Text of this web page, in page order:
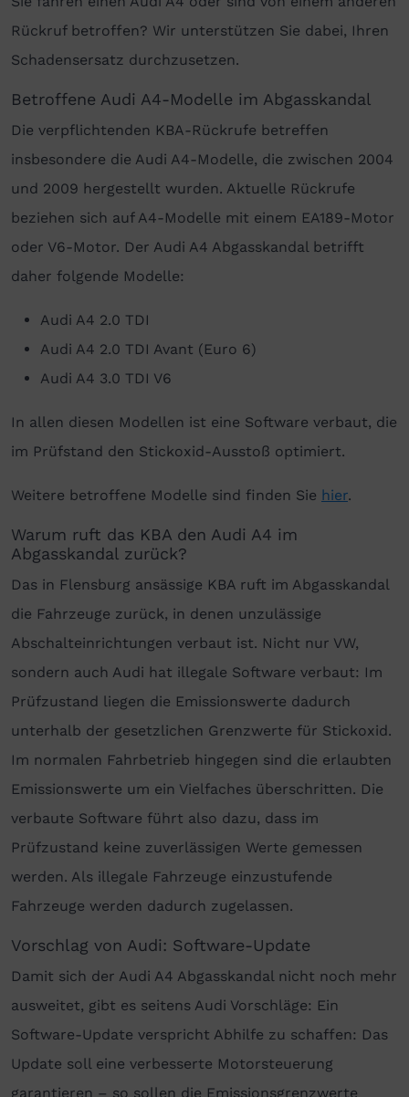
Rückruf betroffen? Wir unterstützen Sie dabei, Ihren
Schadensersatz durchzusetzen.
Betroffene Audi A4-Modelle im Abgasskandal
Die verpflichtenden KBA-Rückrufe betreffen
insbesondere die Audi A4-Modelle, die zwischen 2004
und 2009 hergestellt wurden. Aktuelle Rückrufe
beziehen sich auf A4-Modelle mit einem EA189-Motor
oder V6-Motor. Der Audi A4 Abgasskandal betrifft
daher folgende Modelle:
Audi A4 2.0 TDI
Audi A4 2.0 TDI Avant (Euro 6)
Audi A4 3.0 TDI V6
In allen diesen Modellen ist eine Software verbaut, die
im Prüfstand den Stickoxid-Ausstoß optimiert.
Weitere betroffene Modelle sind finden Sie hier.
Warum ruft das KBA den Audi A4 im
Abgasskandal zurück?
Das in Flensburg ansässige KBA ruft im Abgasskandal
die Fahrzeuge zurück, in denen unzulässige
Abschalteinrichtungen verbaut ist. Nicht nur VW,
sondern auch Audi hat illegale Software verbaut: Im
Prüfzustand liegen die Emissionswerte dadurch
unterhalb der gesetzlichen Grenzwerte für Stickoxid.
Im normalen Fahrbetrieb hingegen sind die erlaubten
Emissionswerte um ein Vielfaches überschritten. Die
verbaute Software führt also dazu, dass im
Prüfzustand keine zuverlässigen Werte gemessen
werden. Als illegale Fahrzeuge einzustufende
Fahrzeuge werden dadurch zugelassen.
Vorschlag von Audi: Software-Update
Damit sich der Audi A4 Abgasskandal nicht noch mehr
ausweitet, gibt es seitens Audi Vorschläge: Ein
Software-Update verspricht Abhilfe zu schaffen: Das
Update soll eine verbesserte Motorsteuerung
garantieren – so sollen die Emissionsgrenzwerte